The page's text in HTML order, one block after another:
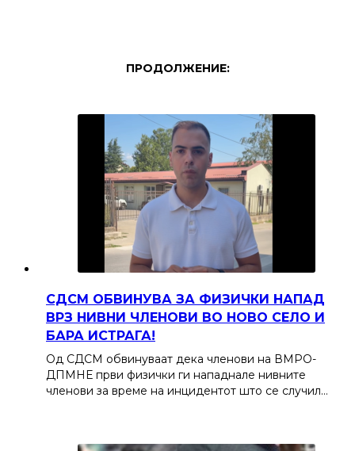
ПРОДОЛЖЕНИЕ:
СДСМ ОБВИНУВА ЗА ФИЗИЧКИ НАПАД
ВРЗ НИВНИ ЧЛЕНОВИ ВО НОВО СЕЛО И
БАРА ИСТРАГА!
Од СДСМ обвинуваат дека членови на ВМРО-
ДПМНЕ први физички ги нападнале нивните
членови за време на инцидентот што се случил…